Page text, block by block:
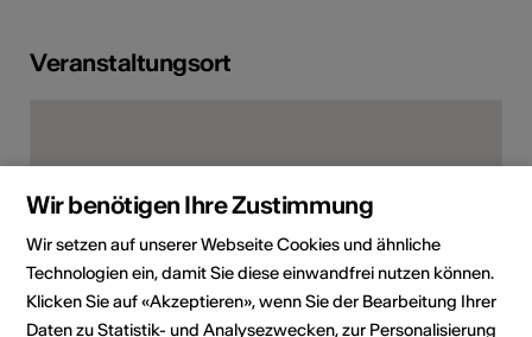
Veranstaltungsort
Wir benötigen Ihre Zustimmung
Wir setzen auf unserer Webseite Cookies und ähnliche
Technologien ein, damit Sie diese einwandfrei nutzen können.
Klicken Sie auf «Akzeptieren», wenn Sie der Bearbeitung Ihrer
Daten zu Statistik- und Analysezwecken, zur Personalisierung